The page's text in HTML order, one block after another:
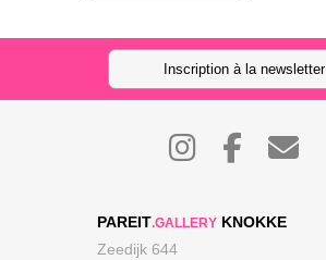
Inscription à la newsletter
PAREIT.GALLERY KNOKKE
Zeedijk 644